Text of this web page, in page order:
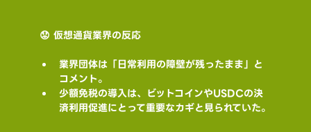
😟 仮想通貨業界の反応
業界団体は「日常利用の障壁が残ったまま」と
コメント。
少額免税の導入は、ビットコインやUSDCの決
済利用促進にとって重要なカギと見られていた。